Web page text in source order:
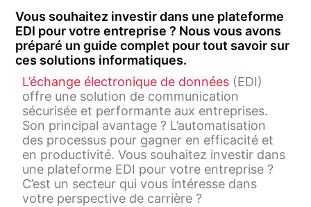
Vous souhaitez investir dans une plateforme
EDI pour votre entreprise ? Nous vous avons
préparé un guide complet pour tout savoir sur
ces solutions informatiques.
L’échange électronique de données (EDI)
offre une solution de communication
sécurisée et performante aux entreprises.
Son principal avantage ? L’automatisation
des processus pour gagner en efficacité et
en productivité. Vous souhaitez investir dans
une plateforme EDI pour votre entreprise ?
C’est un secteur qui vous intéresse dans
votre perspective de carrière ?